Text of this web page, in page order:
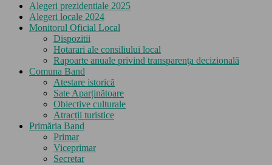
Alegeri prezidentiale 2025
Alegeri locale 2024
Monitorul Oficial Local
Dispozitii
Hotarari ale consiliului local
Rapoarte anuale privind transparenţa decizională
Comuna Band
Atestare istorică
Sate Aparținătoare
Obiective culturale
Atracții turistice
Primăria Band
Primar
Viceprimar
Secretar